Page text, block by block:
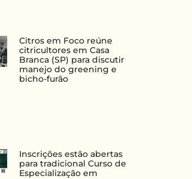
Citros em Foco reúne
citricultores em Casa
Branca (SP) para discutir
manejo do greening e
bicho-furão
Inscrições estão abertas
para tradicional Curso de
Especialização em